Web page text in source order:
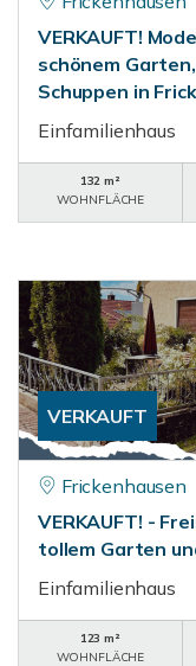
VERKAUFT!
schönem
Schuppen in
Einfamilienhaus
132 m²
WOHNFLÄCHE
VERKAUFT
Frickenhausen
VERKAUFT! -
tollem Garten
Einfamilienhaus
123 m²
WOHNFLÄCHE